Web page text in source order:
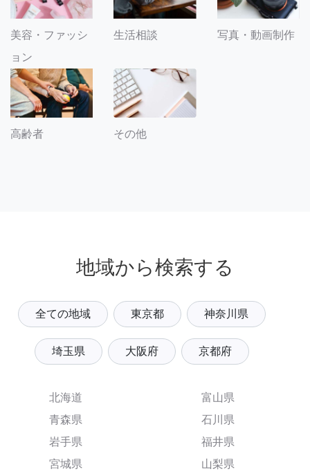
美容・ファッシ
ョン
生活相談 写真・動画制作
高齢者 その他
地域から検索する
全ての地域 東京都 神奈川県
埼玉県 大阪府 京都府
北海道
青森県
岩手県
宮城県
富山県
石川県
福井県
山梨県